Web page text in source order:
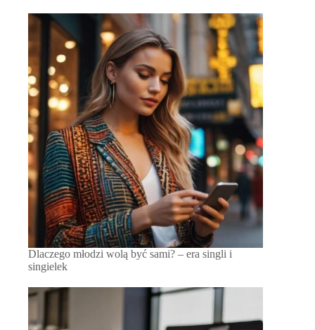
Dlaczego młodzi wolą być sami? – era singli i
singielek